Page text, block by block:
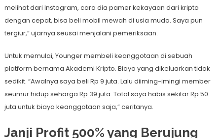
melihat dari Instagram, cara dia pamer kekayaan dari kripto
dengan cepat, bisa beli mobil mewah di usia muda. Saya pun
tergiur,” ujarnya seusai menjalani pemeriksaan.
Untuk memulai, Younger membeli keanggotaan di sebuah
platform bernama Akademi Kripto. Biaya yang dikeluarkan tidak
sedikit. “Awalnya saya beli Rp 9 juta. Lalu diiming-imingi member
seumur hidup seharga Rp 39 juta. Total saya habis sekitar Rp 50
juta untuk biaya keanggotaan saja,” ceritanya.
Janji Profit 500% yang Berujung